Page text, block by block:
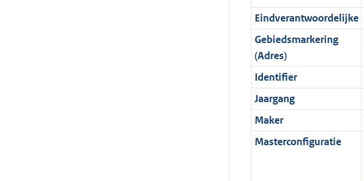
n
f
o
r
m
a
a
t
K
b
i
n
f
o
r
m
a
a
t
K
b
e
i
n
f
o
r
m
a
a
K
b
i
e
i
n
f
o
r
m
a
1
5
K
Eindverantwoordelijke
Gebiedsmarkering
(Adres)
Identifier
Jaargang
Maker
Masterconfiguratie